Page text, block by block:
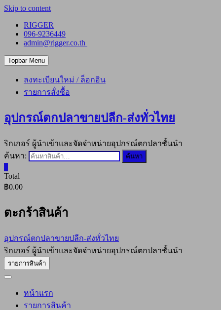
Skip to content
RIGGER
096-9236449
admin@rigger.co.th
Topbar Menu
ลงทะเบียนใหม่ / ล็อกอิน
รายการสั่งซื้อ
อุปกรณ์ตกปลาขายปลีก-ส่งทั่วไทย
ริกเกอร์ ผู้นำเข้าและจัดจำหน่ายอุปกรณ์ตกปลาชั้นนำ
ค้นหา:
ค้นหา
Total
฿0.00
ตะกร้าสินค้า
อุปกรณ์ตกปลาขายปลีก-ส่งทั่วไทย
ริกเกอร์ ผู้นำเข้าและจัดจำหน่ายอุปกรณ์ตกปลาชั้นนำ
รายการสินค้า
หน้าแรก
รายการสินค้า